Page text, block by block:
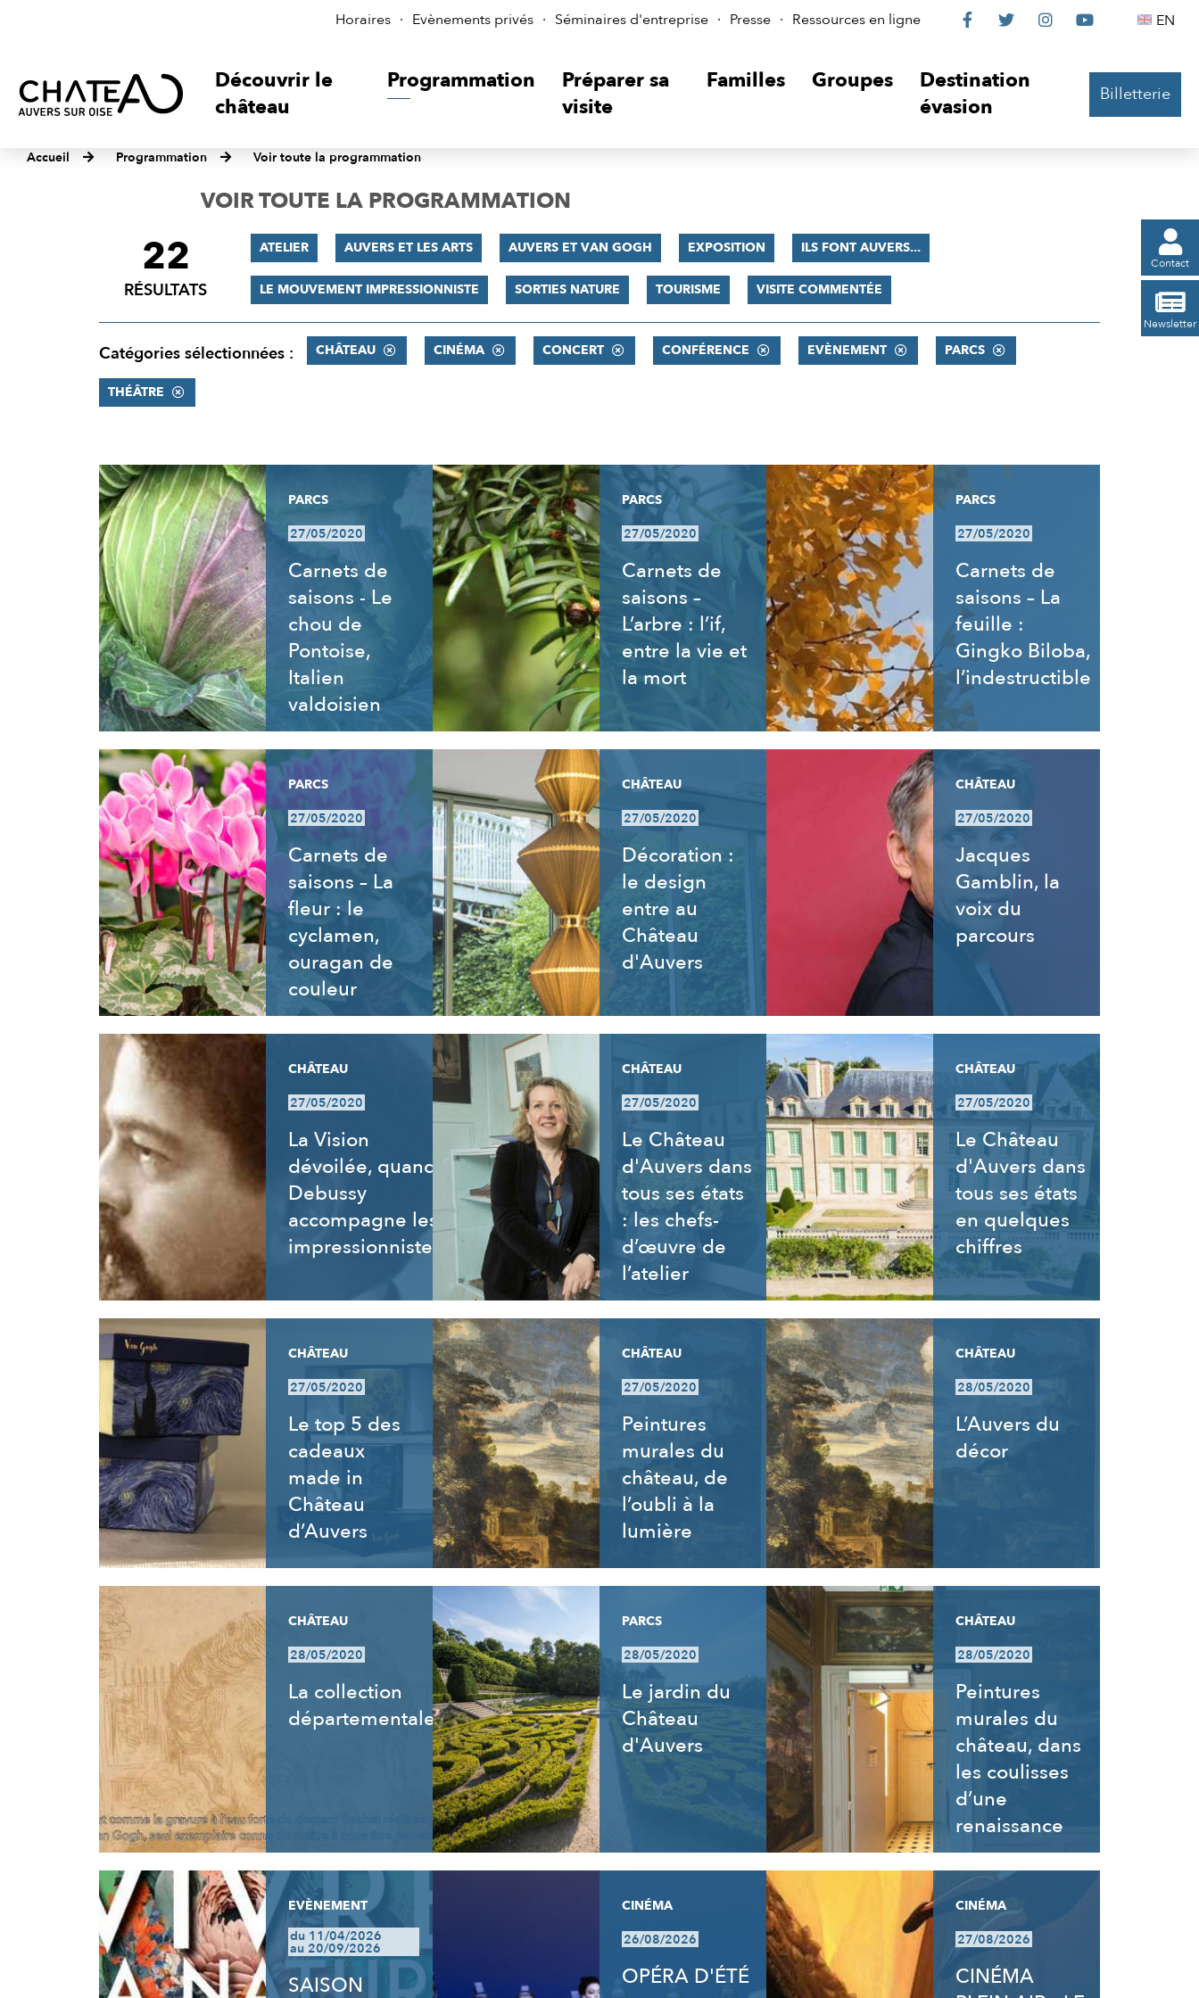
Horaires Evènements privés Séminaires d'entreprise Presse Ressources en ligne
Le
sur

Le

Le

Le
 EN
Découvrir le
château
Programmation
Préparer sa
visite
Familles Groupes
Destination
évasion
Billetterie
Accueil Programmation Voir toute la programmation

Contact

Newsletter
VOIR TOUTE LA PROGRAMMATION
FILTRER
RÉSULTATS
22
RÉSULTATS
ATELIER AUVERS ET LES ARTS AUVERS ET VAN GOGH EXPOSITION ILS FONT AUVERS...
LE MOUVEMENT IMPRESSIONNISTE SORTIES NATURE TOURISME VISITE COMMENTÉE
Catégories sélectionnées : CHÂTEAU CINÉMA CONCERT CONFÉRENCE EVÈNEMENT PARCS
THÉÂTRE
RÉSULTATS
PARCS
27/05/2020
Carnets de
saisons - Le
chou de
Pontoise,
Italien
valdoisien
PARCS
27/05/2020
Carnets de
saisons –
L’arbre : l’if,
entre la vie et
la mort
PARCS
27/05/2020
Carnets de
saisons – La
feuille :
Gingko Biloba,
l’indestructible
PARCS
27/05/2020
Carnets de
saisons – La
fleur : le
cyclamen,
ouragan de
couleur
CHÂTEAU
27/05/2020
Décoration :
le design
entre au
Château
d'Auvers
CHÂTEAU
27/05/2020
Jacques
Gamblin, la
voix du
parcours
CHÂTEAU
27/05/2020
La Vision
dévoilée, quand
Debussy
accompagne les
impressionnistes
CHÂTEAU
27/05/2020
Le Château
d'Auvers dans
tous ses états
: les chefs-
d’œuvre de
l’atelier
CHÂTEAU
27/05/2020
Le Château
d'Auvers dans
tous ses états
en quelques
chiffres
CHÂTEAU
27/05/2020
Le top 5 des
cadeaux
made in
Château
d’Auvers
CHÂTEAU
27/05/2020
Peintures
murales du
château, de
l’oubli à la
lumière
CHÂTEAU
28/05/2020
L’Auvers du
décor
CHÂTEAU
28/05/2020
La collection
départementale
PARCS
28/05/2020
Le jardin du
Château
d'Auvers
CHÂTEAU
28/05/2020
Peintures
murales du
château, dans
les coulisses
d’une
renaissance
EVÈNEMENT
du 11/04/2026
au 20/09/2026
SAISON
CINÉMA
26/08/2026
OPÉRA D'ÉTÉ
CINÉMA
27/08/2026
CINÉMA